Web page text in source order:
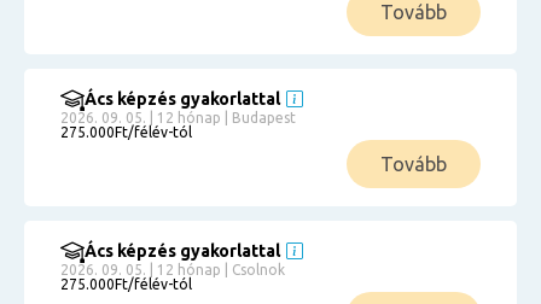
Tovább
Ács képzés gyakorlattal
2026. 09. 05. | 12 hónap | Budapest
275.000Ft/félév-tól
Tovább
Ács képzés gyakorlattal
2026. 09. 05. | 12 hónap | Csolnok
275.000Ft/félév-tól